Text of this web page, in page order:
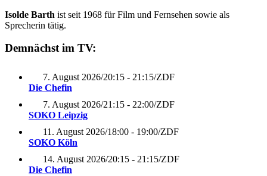
Isolde Barth ist seit 1968 für Film und Fernsehen sowie als
Sprecherin tätig.
Demnächst im TV:
7. August 2026/20:15 - 21:15/ZDF
Die Chefin
7. August 2026/21:15 - 22:00/ZDF
SOKO Leipzig
11. August 2026/18:00 - 19:00/ZDF
SOKO Köln
14. August 2026/20:15 - 21:15/ZDF
Die Chefin